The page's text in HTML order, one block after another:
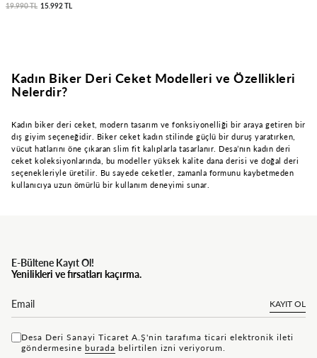
15.992 TL
19.990 TL
Kadın Biker Deri Ceket Modelleri ve Özellikleri
Nelerdir?
Kadın biker deri ceket, modern tasarım ve fonksiyonelliği bir araya getiren bir
dış giyim seçeneğidir. Biker ceket kadın stilinde güçlü bir duruş yaratırken,
vücut hatlarını öne çıkaran slim fit kalıplarla tasarlanır. Desa’nın kadın deri
ceket koleksiyonlarında, bu modeller yüksek kalite dana derisi ve doğal deri
seçenekleriyle üretilir. Bu sayede ceketler, zamanla formunu kaybetmeden
kullanıcıya uzun ömürlü bir kullanım deneyimi sunar.
E-Bültene Kayıt Ol!
Yenilikleri ve fırsatları kaçırma.
KAYIT OL
Desa Deri Sanayi Ticaret A.Ş'nin tarafıma ticari elektronik ileti
göndermesine bu rada belirtilen izni veriyorum.